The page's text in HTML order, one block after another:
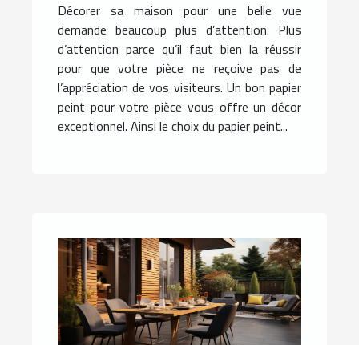
Décorer sa maison pour une belle vue
demande beaucoup plus d’attention. Plus
d’attention parce qu’il faut bien la réussir
pour que votre pièce ne reçoive pas de
l’appréciation de vos visiteurs. Un bon papier
peint pour votre pièce vous offre un décor
exceptionnel. Ainsi le choix du papier peint...